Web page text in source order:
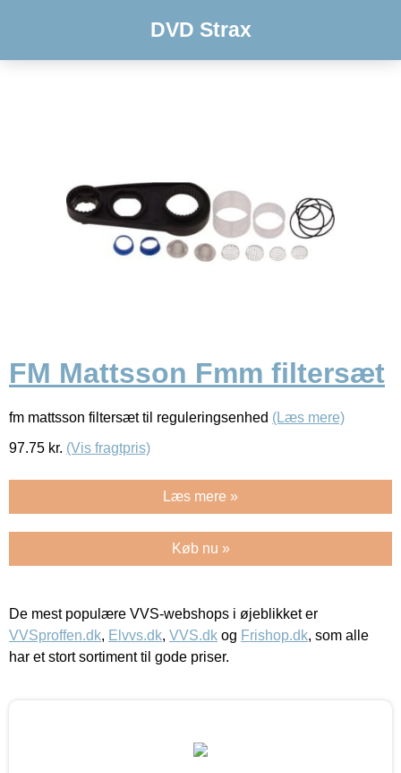
DVD Strax
FM Mattsson Fmm filtersæt
fm mattsson filtersæt til reguleringsenhed (Læs mere)
97.75 kr. (Vis fragtpris)
Læs mere »
Køb nu »
De mest populære VVS-webshops i øjeblikket er
VVSproffen.dk, Elvvs.dk, VVS.dk og Frishop.dk, som alle
har et stort sortiment til gode priser.